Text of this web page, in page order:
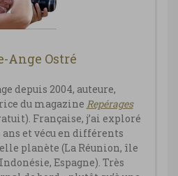
Ange Ostré
depuis 2004, auteure,
du magazine Repérages
Française, j’ai exploré
ans et vécu en différents
planète (La Réunion, île
Espagne). Très